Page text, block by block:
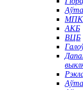
АКБ
ВЦБ